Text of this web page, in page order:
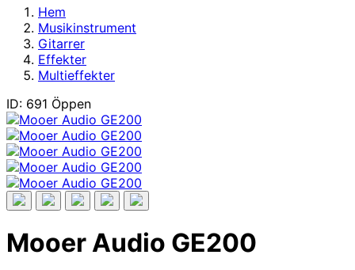
Hem
Musikinstrument
Gitarrer
Effekter
Multieffekter
ID: 691 Öppen
Mooer Audio GE200